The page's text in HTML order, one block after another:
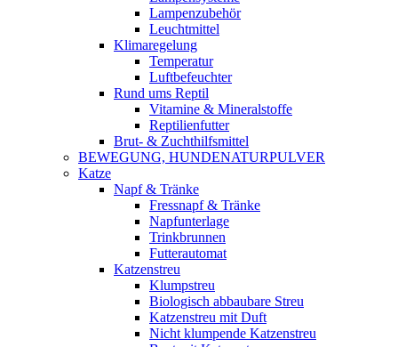
Lampenzubehör
Leuchtmittel
Klimaregelung
Temperatur
Luftbefeuchter
Rund ums Reptil
Vitamine & Mineralstoffe
Reptilienfutter
Brut- & Zuchthilfsmittel
BEWEGUNG, HUNDENATURPULVER
Katze
Napf & Tränke
Fressnapf & Tränke
Napfunterlage
Trinkbrunnen
Futterautomat
Katzenstreu
Klumpstreu
Biologisch abbaubare Streu
Katzenstreu mit Duft
Nicht klumpende Katzenstreu